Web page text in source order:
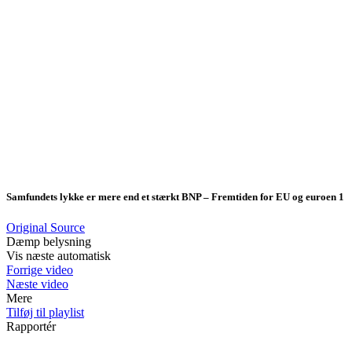
Samfundets lykke er mere end et stærkt BNP – Fremtiden for EU og euroen 1
Original Source
Dæmp belysning
Vis næste automatisk
Forrige video
Næste video
Mere
Tilføj til playlist
Rapportér